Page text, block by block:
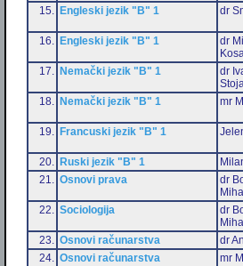
15.
Engleski jezik "B" 1 dr
16. Engleski jezik "B" 1
dr
17.
Nemački jezik "B" 1
dr
18.
Nemački jezik "B" 1 mr
19. Francuski jezik "B" 1
20. Ruski jezik "B" 1
21.
Osnovi prava
dr
22.
Sociologija
dr
23.
Osnovi računarstva
dr
24.
Osnovi računarstva mr